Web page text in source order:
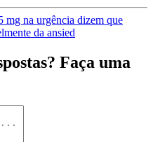
mg na urgência dizem que
da ansied
Faça uma